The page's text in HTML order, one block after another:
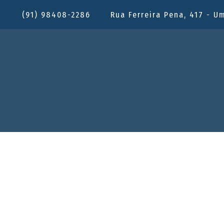
(91) 98408-2286 Rua Ferreira Pena, 417 -